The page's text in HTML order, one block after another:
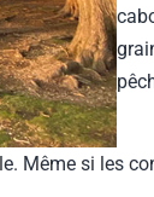
Même si les